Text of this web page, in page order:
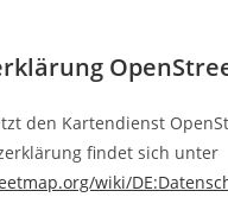
den Kartendienst
findet sich unter
wiki/